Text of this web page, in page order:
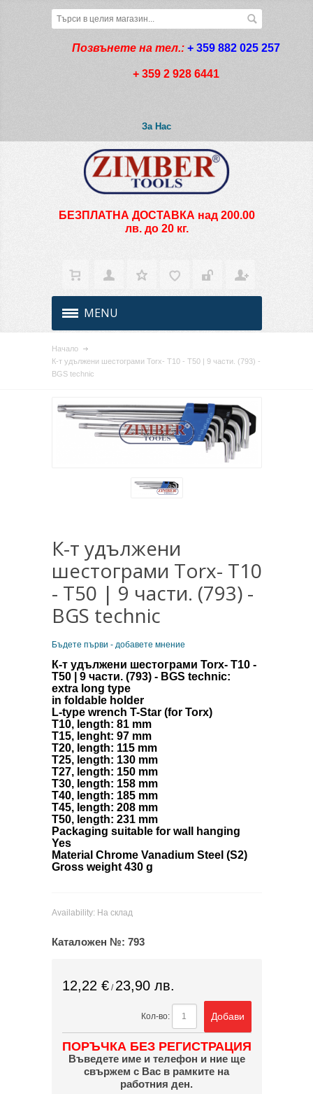
Позвънете на тел.: + 359 882 025 257
+ 359 2 928 6441
За Нас
БЕЗПЛАТНА ДОСТАВКА над 200.00
лв. до 20 кг.
MENU
Начало
К-т удължени шестограми Torx- T10 - T50 | 9 части. (793) -
BGS technic
К-т удължени
шестограми Torx- T10
- T50 | 9 части. (793) -
BGS technic
Бъдете първи - добавете мнение
К-т удължени шестограми Torx- T10 -
T50 | 9 части. (793) - BGS technic:
extra long type
in foldable holder
L-type wrench T-Star (for Torx)
T10, length: 81 mm
T15, lenght: 97 mm
T20, length: 115 mm
T25, length: 130 mm
T27, length: 150 mm
T30, length: 158 mm
T40, length: 185 mm
T45, length: 208 mm
T50, length: 231 mm
Packaging suitable for wall hanging
Yes
Material Chrome Vanadium Steel (S2)
Gross weight 430 g
Availability: На склад
Каталожен №: 793
12,22 €/ 23,90 лв.
Кол-во: Добави
ПОРЪЧКА БЕЗ РЕГИСТРАЦИЯ
Въведете име и телефон и ние ще
свържем с Вас в рамките на
работния ден.